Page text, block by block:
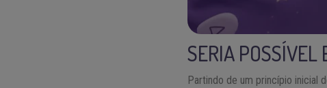
SERIA POSSÍVEL
Partindo de um princípio inicial